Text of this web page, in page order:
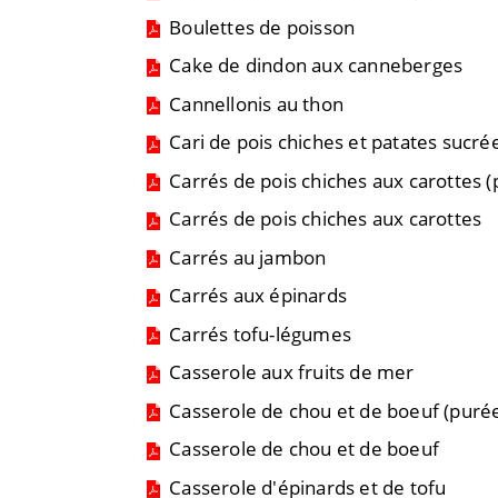
Boulettes de poisson
Cake de dindon aux canneberges
Cannellonis au thon
Cari de pois chiches et patates
Carrés de pois chiches aux carottes
Carrés de pois chiches aux carottes
Carrés au jambon
Carrés aux épinards
Carrés tofu-légumes
Casserole aux fruits de mer
Casserole de chou et de boeuf
Casserole de chou et de boeuf
Casserole d'épinards et de tofu